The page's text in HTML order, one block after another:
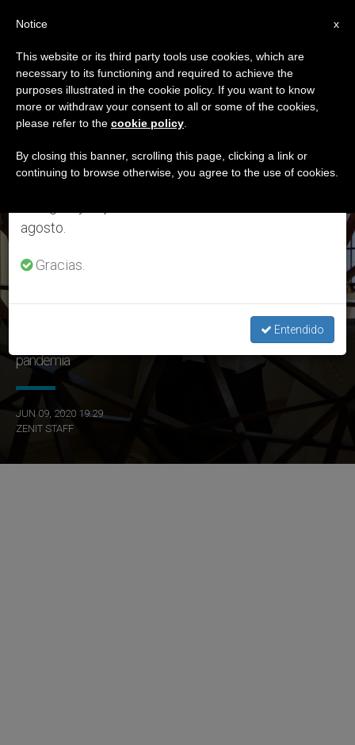
ETIQUETA
Posts Tagged
‘monasterio’
ÚLTIMAS NOTICIAS
España: 152 monasterios de clausura logran sobrevivir a la
pandemia
JUN 09, 2020 19:29
ZENIT STAFF
×
Aviso importante
Del 27 de julio al 7 de agosto haremos la pausa
anual, aprovechando que en el periodo de verano
se generan menos informaciones y también el
agosto.
Gracias.
Entendido
x
Notice
This website or its third party tools use cookies, which are
necessary to its functioning and required to achieve the
purposes illustrated in the cookie policy. If you want to know
more or withdraw your consent to all or some of the cookies,
please refer to the cookie policy
By closing this banner, scrolling this page, clicking a link or
continuing to browse otherwise, you agree to the use of cookies.